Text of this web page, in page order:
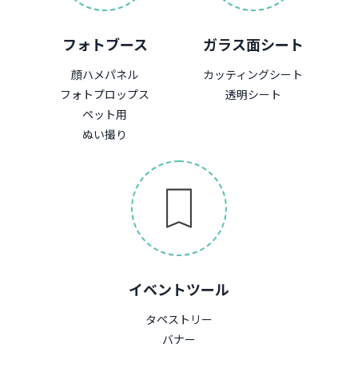
フォトブース
顔ハメパネル
フォトプロップス
ペット用
ぬい撮り
ガラス面シート
カッティングシート
透明シート
イベントツール
タペストリー
バナー